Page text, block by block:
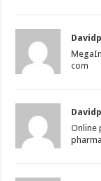
com
Online